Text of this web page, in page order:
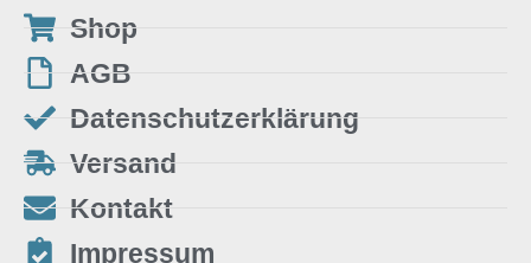
Shop
AGB
Datenschutzerklärung
Versand
Kontakt
Impressum